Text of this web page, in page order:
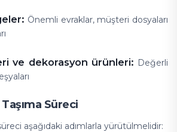
Önemli evraklar, müşteri dosyaları
ve dekorasyon ürünleri: Değerli
Süreci
aşağıdaki adımlarla yürütülmelidir: